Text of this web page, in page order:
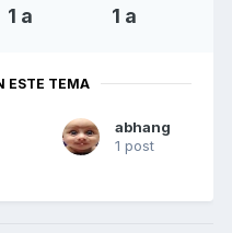
1 a 1 a
ESTE TEMA
abhang
1 post